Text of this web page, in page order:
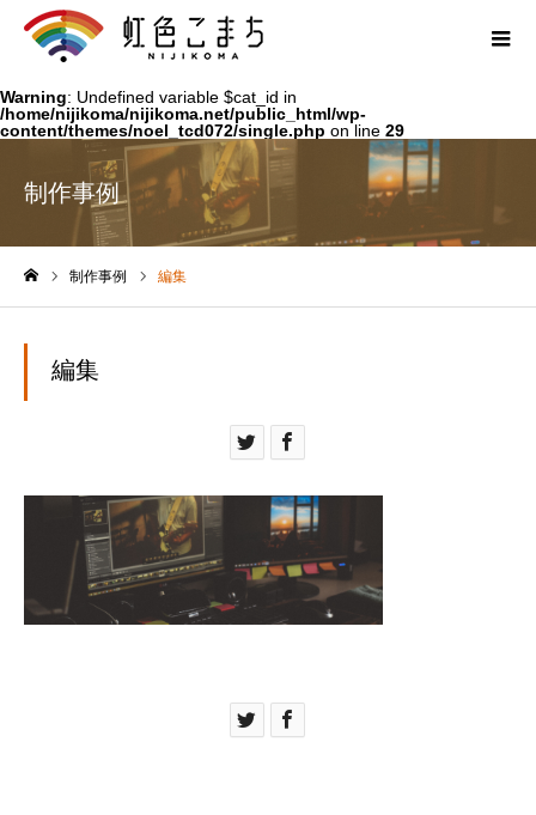
Warning: Undefined variable $cat_id in
/home/nijikoma/nijikoma.net/public_html/wp-
content/themes/noel_tcd072/single.php on line 29
制作事例
制作事例 編集
編集